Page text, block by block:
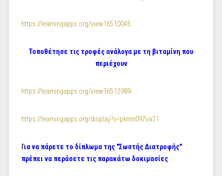
https://learningapps.org/view16510045
Τοποθέτησε τις τροφές ανάλογα με τη βιταμίνη που
περιέχουν
https://learningapps.org/view16512989
https://learningapps.org/display?v=pkmn097va21
Για να πάρετε το δίπλωμα της "Σωστής Διατροφής"
πρέπει να περάσετε τις παρακάτω δοκιμασίες